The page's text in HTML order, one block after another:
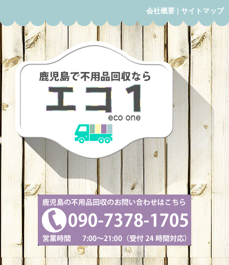
会社概要 | サイトマップ